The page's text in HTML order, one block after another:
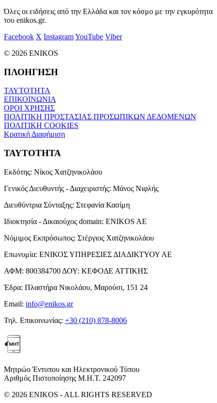
Όλες οι ειδήσεις από την Ελλάδα και τον κόσμο με την εγκυρότητα
του enikos.gr.
Facebook X InstagramYouTube Viber
© 2026 ENIKOS
ΠΛΟΗΓΗΣΗ
ΤΑΥΤΟΤΗΤΑ
ΕΠΙΚΟΙΝΩΝΙΑ
ΟΡΟΙ ΧΡΗΣΗΣ
ΠΟΛΙΤΙΚΗ ΠΡΟΣΤΑΣΙΑΣ ΠΡΟΣΩΠΙΚΩΝ ΔΕΔΟΜΕΝΩΝ
ΠΟΛΙΤΙΚΗ COOKIES
Κρατική Διαφήμιση
ΤΑΥΤΟΤΗΤΑ
Εκδότης: Νίκος Χατζηνικολάου
Γενικός Διευθυντής - Διαχειριστής: Μάνος Νιφλής
Διευθύντρια Σύνταξης: Στεφανία Κασίμη
Ιδιοκτησία - Δικαιούχος domain: ENIKOS AE
Νόμιμος Εκπρόσωπος: Στέργιος Χατζηνικολάου
Επωνυμία: ΕΝΙΚΟΣ ΥΠΗΡΕΣΙΕΣ ΔΙΑΔΙΚΤΥΟΥ ΑΕ
ΑΦΜ: 800384700 ΔΟΥ: ΚΕΦΟΔΕ ΑΤΤΙΚΗΣ
Έδρα: Πλαστήρα Νικολάου, Μαρούσι, 151 24
Email: info@enikos.gr
Τηλ. Επικοινωνίας: +30 (210) 878-8006
Μητρώο Έντυπου και Ηλεκτρονικού Τύπου
Αριθμός Πιστοποίησης Μ.Η.Τ. 242097
© 2026 ENIKOS - ALL RIGHTS RESERVED